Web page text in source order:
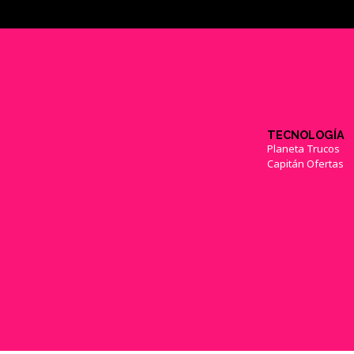
TECNOLOGÍA
Planeta Trucos
Capitán Ofertas